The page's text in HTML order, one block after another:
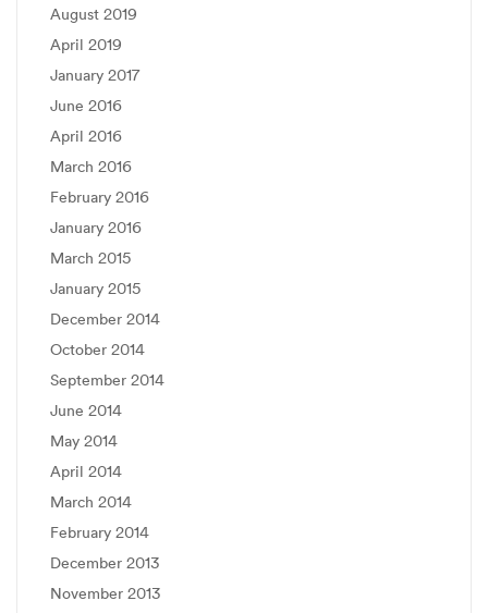
August 2019
April 2019
January 2017
June 2016
April 2016
March 2016
February 2016
January 2016
March 2015
January 2015
December 2014
October 2014
September 2014
June 2014
May 2014
April 2014
March 2014
February 2014
December 2013
November 2013